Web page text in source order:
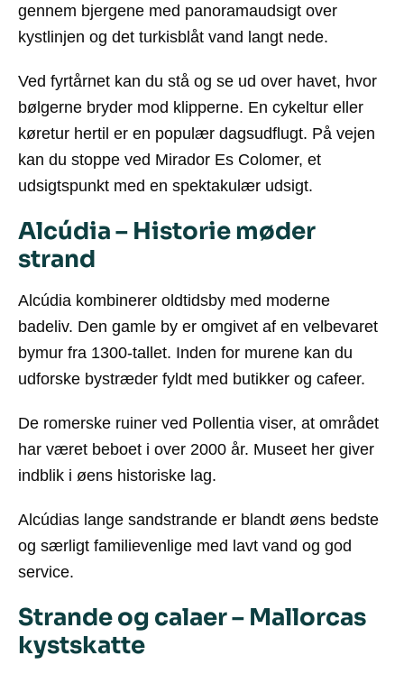
gennem bjergene med panoramaudsigt over
kystlinjen og det turkisblåt vand langt nede.
Ved fyrtårnet kan du stå og se ud over havet, hvor
bølgerne bryder mod klipperne. En cykeltur eller
køretur hertil er en populær dagsudflugt. På vejen
kan du stoppe ved Mirador Es Colomer, et
udsigtspunkt med en spektakulær udsigt.
Alcúdia – Historie møder
strand
Alcúdia kombinerer oldtidsby med moderne
badeliv. Den gamle by er omgivet af en velbevaret
bymur fra 1300-tallet. Inden for murene kan du
udforske bystræder fyldt med butikker og cafeer.
De romerske ruiner ved Pollentia viser, at området
har været beboet i over 2000 år. Museet her giver
indblik i øens historiske lag.
Alcúdias lange sandstrande er blandt øens bedste
og særligt familievenlige med lavt vand og god
service.
Strande og calaer – Mallorcas
kystskatte